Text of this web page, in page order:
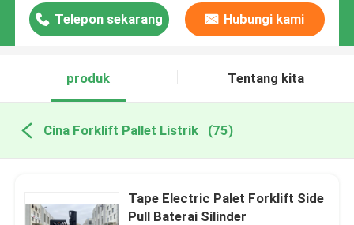
Telepon sekarang Hubungi kami
produk Tentang kita
Cina Forklift Pallet Listrik (75)
Tape Electric Palet Forklift Side
Pull Baterai Silinder